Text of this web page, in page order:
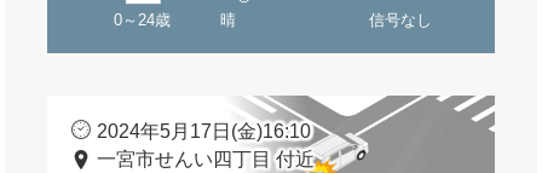
0～24歳 晴 信号なし
2024年5月17日(金)16:10
一宮市せんい四丁目 付近